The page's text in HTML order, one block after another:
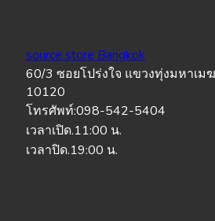
source store Bangkok
60/3 ซอยโปร่งใจ แขวงทุ่งมหาเม
10120
โทรศัพท์:098-542-5404
เวลาเปิด.11:00 น.
เวลาปิด.19:00 น.